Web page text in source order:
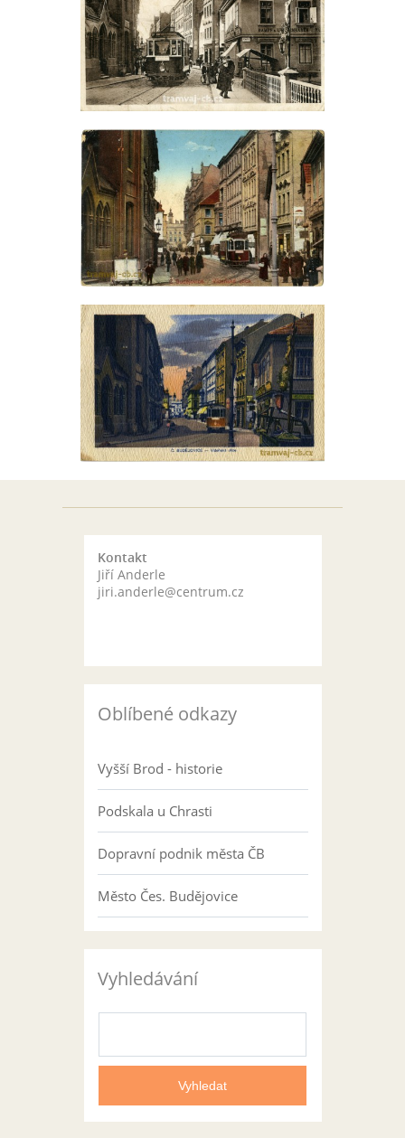
Kontakt
Jiří Anderle
jiri.anderle@centrum.cz
Oblíbené odkazy
Vyšší Brod - historie
Podskala u Chrasti
Dopravní podnik města ČB
Město Čes. Budějovice
Vyhledávání